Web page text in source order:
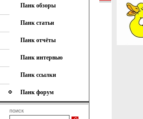
Панк обзоры
Панк статьи
Панк отчёты
Панк интервью
Панк ссылки
Панк форум
поиск